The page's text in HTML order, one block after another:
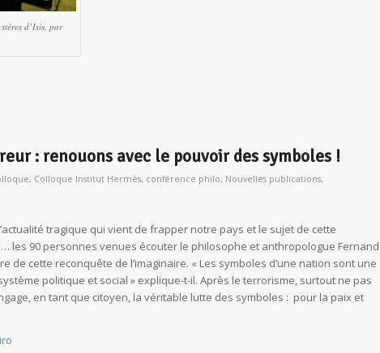
d’Isis, par
: renouons avec le pouvoir des symboles !
, Colloque Institut Hermès, conférence philo, Nouvelles publications,
tragique qui vient de frapper notre pays et le sujet de cette
les 90 personnes venues écouter le philosophe et anthropologue Fernand
de cette reconquête de l’imaginaire. « Les symboles d’une nation sont une
politique et social » explique-t-il. Après le terrorisme, surtout ne pas
en tant que citoyen, la véritable lutte des symboles : pour la paix et